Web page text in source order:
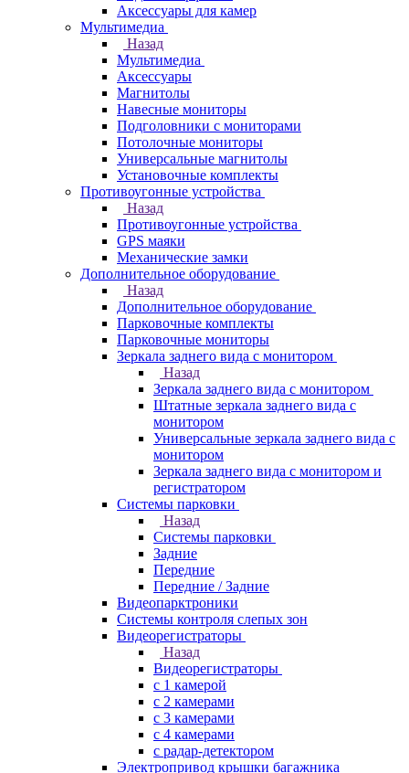
Аксессуары для камер
Мультимедиа
Назад
Мультимедиа
Аксессуары
Магнитолы
Навесные мониторы
Подголовники с мониторами
Потолочные мониторы
Универсальные магнитолы
Установочные комплекты
Противоугонные устройства
Назад
Противоугонные устройства
GPS маяки
Механические замки
Дополнительное оборудование
Назад
Дополнительное оборудование
Парковочные комплекты
Парковочные мониторы
Зеркала заднего вида с монитором
Назад
Зеркала заднего вида с монитором
Штатные зеркала заднего вида с
монитором
Универсальные зеркала заднего вида с
монитором
Зеркала заднего вида с монитором и
регистратором
Системы парковки
Назад
Системы парковки
Задние
Передние
Передние / Задние
Видеопарктроники
Системы контроля слепых зон
Видеорегистраторы
Назад
Видеорегистраторы
с 1 камерой
с 2 камерами
с 3 камерами
с 4 камерами
с радар-детектором
Электропривод крышки багажника